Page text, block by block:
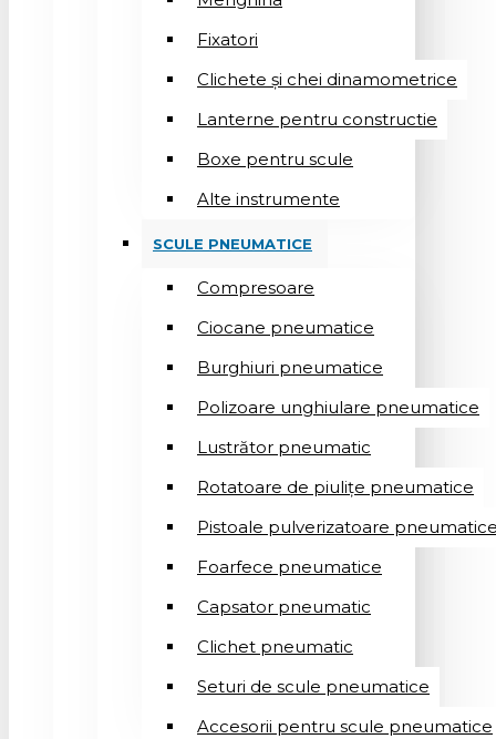
Fixatori
Clichete și chei dinamometrice
Lanterne pentru constructie
Boxe pentru scule
Alte instrumente
SCULE PNEUMATICE
Compresoare
Ciocane pneumatice
Burghiuri pneumatice
Polizoare unghiulare pneumatice
Lustrător pneumatic
Rotatoare de piulițe pneumatice
Pistoale pulverizatoare
Foarfece pneumatice
Capsator pneumatic
Clichet pneumatic
Seturi de scule pneumatice
Accesorii pentru scule pneumatice